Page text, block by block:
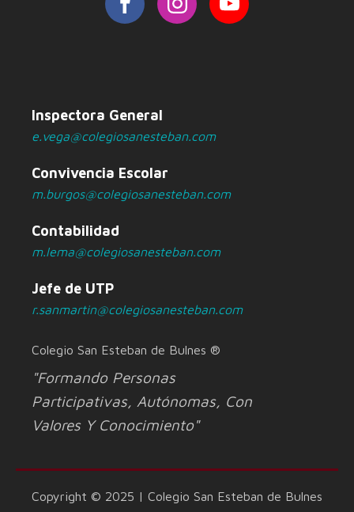
Inspectora General
e.vega@colegiosanesteban.com
Convivencia Escolar
m.burgos@colegiosanesteban.com
Contabilidad
m.lema@colegiosanesteban.com
Jefe de UTP
r.sanmartin@colegiosanesteban.com
Colegio San Esteban de Bulnes ®
"Formando Personas
Participativas, Autónomas, Con
Valores Y Conocimiento"
Copyright © 2025 | Colegio San Esteban de Bulnes